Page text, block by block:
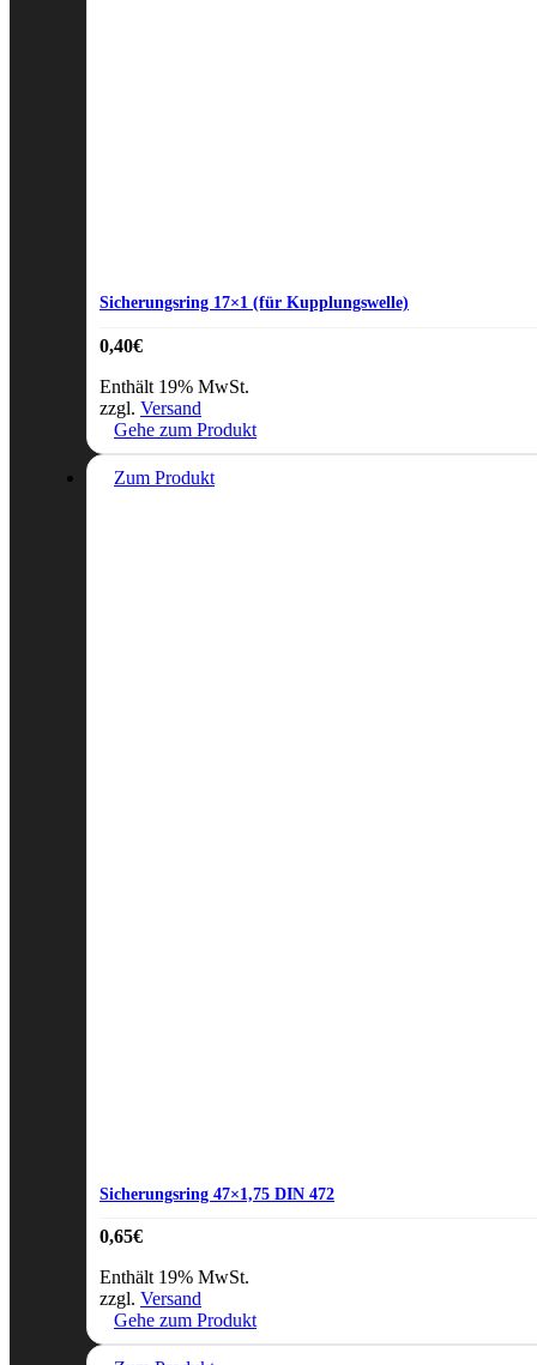
Sicherungsring 17×1 (für Kupplungswelle)
0,40€
Enthält 19% MwSt.
zzgl. Versand
Gehe zum Produkt
Zum Produkt
Sicherungsring 47×1,75 DIN 472
0,65€
Enthält 19% MwSt.
zzgl. Versand
Gehe zum Produkt